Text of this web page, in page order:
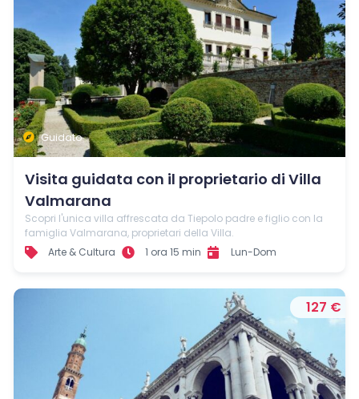
Guidato
Visita guidata con il proprietario di Villa
Valmarana
Scopri l'unica villa affrescata da Tiepolo padre e figlio con la
famiglia Valmarana, proprietari della Villa.
Arte & Cultura
1 ora 15 min Lun-Dom
127 €
< Esci dal Form
Resta aggiornato con noi